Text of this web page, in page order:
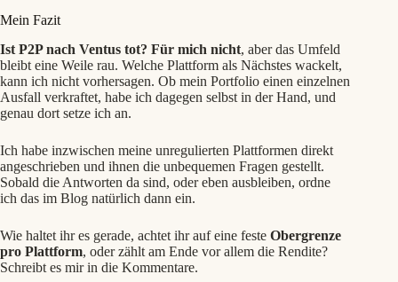
Mein Fazit
Ist P2P nach Ventus tot? Für mich nicht, aber das Umfeld
bleibt eine Weile rau. Welche Plattform als Nächstes wackelt,
kann ich nicht vorhersagen. Ob mein Portfolio einen einzelnen
Ausfall verkraftet, habe ich dagegen selbst in der Hand, und
genau dort setze ich an.
Ich habe inzwischen meine unregulierten Plattformen direkt
angeschrieben und ihnen die unbequemen Fragen gestellt.
Sobald die Antworten da sind, oder eben ausbleiben, ordne
ich das im Blog natürlich dann ein.
Wie haltet ihr es gerade, achtet ihr auf eine feste Obergrenze
pro Plattform, oder zählt am Ende vor allem die Rendite?
Schreibt es mir in die Kommentare.